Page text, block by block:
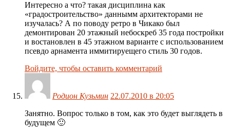
Интересно а что? такая дисциплина как
«градостроительство» даннымм архитекторами не
изучалась? А по поводу ретро в Чикако был
демонтирован 20 этажный небоскреб 35 года постройки
и востановлен в 45 этажном варианте с использованием
псевдо арнамента иммитируещего стиль 30 годов.
Войдите, чтобы оставить комментарий
Родион Кузьмин 22.07.2010 в 20:05
Занятно. Вопрос только в том, как это будет выглядеть в
будущем 🙂